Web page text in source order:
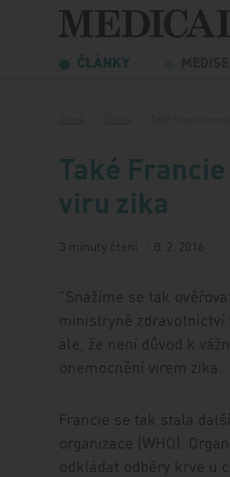
Přeskočit na obsah
ČLÁNKY
Také
viru zika
3 minuty čtení 8. 2. 2016
"Snažíme se tak
ministryně zdravotnictví
ale, že není důvod k
onemocnění virem zika.
Francie se tak stala
organizace (WHO).
odkládat odběry krve u